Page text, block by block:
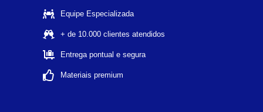
Equipe Especializada
+ de 10.000 clientes atendidos
Entrega pontual e segura
Materiais premium